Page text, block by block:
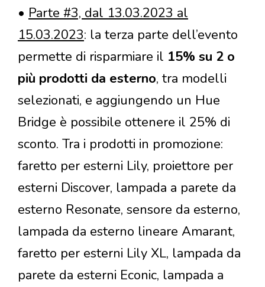
• Parte #3, dal 13.03.2023 al
15.03.2023: la terza parte dell’evento
permette di risparmiare il 15% su 2 o
più prodotti da esterno, tra modelli
selezionati, e aggiungendo un Hue
Bridge è possibile ottenere il 25% di
sconto. Tra i prodotti in promozione:
faretto per esterni Lily, proiettore per
esterni Discover, lampada a parete da
esterno Resonate, sensore da esterno,
lampada da esterno lineare Amarant,
faretto per esterni Lily XL, lampada da
parete da esterni Econic, lampada a